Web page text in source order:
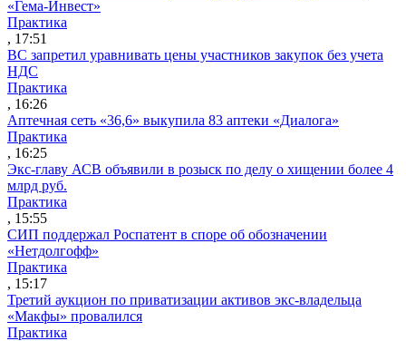
«Гема-Инвест»
Практика
, 17:51
ВС запретил уравнивать цены участников закупок без учета
НДС
Практика
, 16:26
Аптечная сеть «36,6» выкупила 83 аптеки «Диалога»
Практика
, 16:25
Экс-главу АСВ объявили в розыск по делу о хищении более 4
млрд руб.
Практика
, 15:55
СИП поддержал Роспатент в споре об обозначении
«Нетдолгофф»
Практика
, 15:17
Третий аукцион по приватизации активов экс-владельца
«Макфы» провалился
Практика